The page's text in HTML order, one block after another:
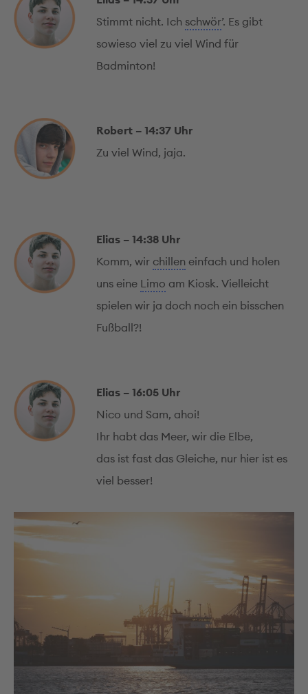
Stimmt nicht. Ich schwör’. Es gibt
sowieso viel zu viel Wind für
Badminton!
Robert – 14:37 Uhr
Zu viel Wind, jaja.
Elias – 14:38 Uhr
Komm, wir chillen einfach und holen
uns eine Limo am Kiosk. Vielleicht
spielen wir ja doch noch ein bisschen
Fußball?!
Elias – 16:05 Uhr
Nico und Sam, ahoi!
Ihr habt das Meer, wir die Elbe,
das ist fast das Gleiche, nur hier ist es
viel besser!